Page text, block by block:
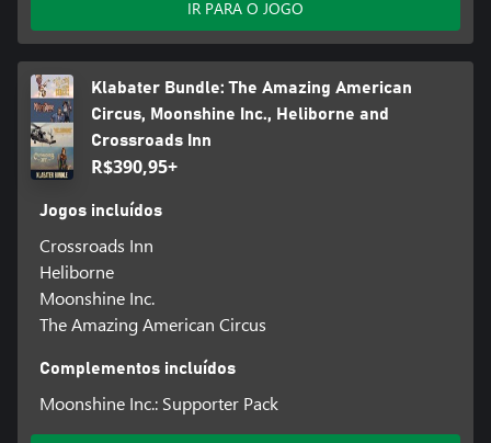
IR PARA O JOGO
Klabater Bundle: The Amazing American
Circus, Moonshine Inc., Heliborne and
Crossroads Inn
R$390,95+
Jogos incluídos
Crossroads Inn
Heliborne
Moonshine Inc.
The Amazing American Circus
Complementos incluídos
Moonshine Inc.: Supporter Pack